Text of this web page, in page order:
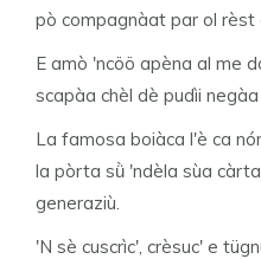
pò compagnàat par ol rèst
E amò 'ncöö apèna al me
scapàa chèl dè pudìi
La famosa boiàca l'è ca
la pòrta sǜ 'ndèla sùa
generaziù.
'N sè cuscrìc', crèsuc' e